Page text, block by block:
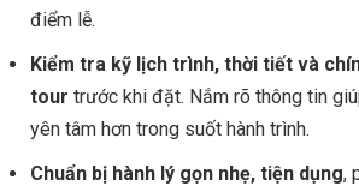
điểm lễ.
Kiểm tra kỹ lịch trình, thời tiết và
tour trước khi đặt. Nắm rõ thông tin
yên tâm hơn trong suốt hành trình.
Chuẩn bị hành lý gọn nhẹ, tiện dụng,